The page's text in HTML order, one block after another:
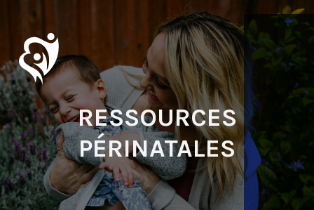
RESSOURCES
PÉRINATALES